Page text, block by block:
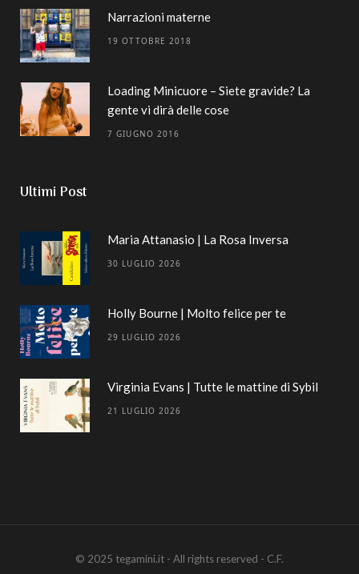
Narrazioni materne
19 OTTOBRE 2018
Loading Minicuore – Siete gravide? La
gente vi dirà delle cose
7 GIUGNO 2016
Ultimi Post
Maria Attanasio | La Rosa Inversa
30 LUGLIO 2026
Holly Bourne | Molto felice per te
29 LUGLIO 2026
Virginia Evans | Tutte le mattine di Sybil
21 LUGLIO 2026
© 2025 tegamini.it - All rights reserved - C.F.